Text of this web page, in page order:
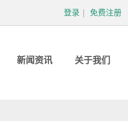
登录 | 免费注册
新闻资讯 关于我们